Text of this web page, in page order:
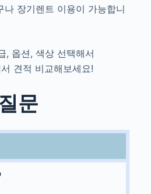
나 장기렌트 이용이 가능합니
, 옵션, 색상 선택해서
견적 비교해보세요!
문